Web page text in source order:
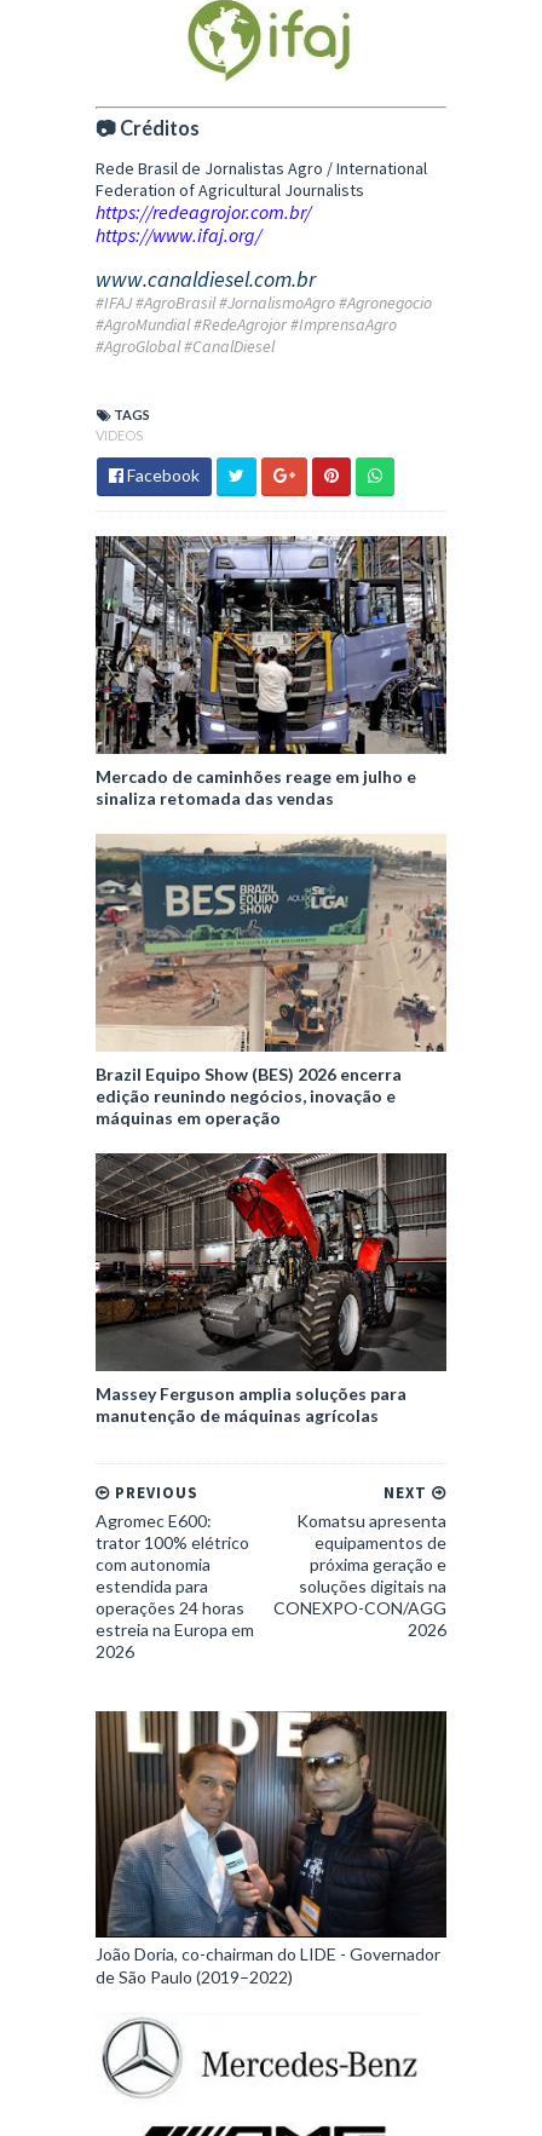
📷 Créditos
Rede Brasil de Jornalistas Agro /International
Federation of Agricultural Journalists
https://redeagrojor.com.br/
https://www.ifaj.org/
www.canaldiesel.com.br
#IFAJ #AgroBrasil #JornalismoAgro #Agronegocio
#AgroMundial #RedeAgrojor #ImprensaAgro
#AgroGlobal #CanalDiesel
TAGS
VIDEOS
Facebook
Mercado de caminhões reage em julho e
sinaliza retomada das vendas
Brazil Equipo Show (BES) 2026 encerra
edição reunindo negócios, inovação e
máquinas em operação
Massey Ferguson amplia soluções para
manutenção de máquinas agrícolas
NEXT
Komatsu apresenta
equipamentos de
próxima geração e
soluções digitais na
CONEXPO-CON/AGG
2026
PREVIOUS
Agromec E600:
trator 100% elétrico
com autonomia
estendida para
operações 24 horas
estreia na Europa em
2026
João Doria, co-chairman do LIDE - Governador
de São Paulo (2019–2022)